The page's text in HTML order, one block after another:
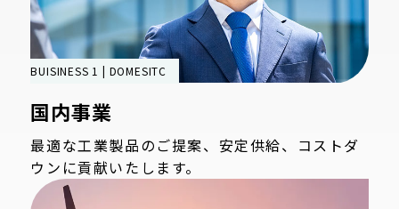
BUISINESS 1 | DOMESITC
国内事業
最適な工業製品のご提案、安定供給、コストダ
ウンに貢献いたします。